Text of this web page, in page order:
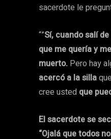
sacerdote le
“”Sí, cuando salí
que me quería y
muerto. Pero hay
acercó a la sillaque
cree usted que
El sacerdote se
“Ojalá que todos